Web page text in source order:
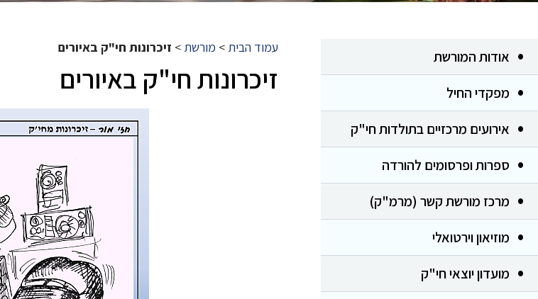
אודות המורשת
מפקדי החיל
אירועים מרכזיים בתולדות חי"ק
ספרות ופרסומים להורדה
מרכז מורשת קשר (מרמ"ק)
מוזיאון וירטואלי
מועדון יוצאי חי"ק
עמוד הבית > מורשת > זיכרונות חי"ק באיורים
זיכרונות חי"ק באיורים